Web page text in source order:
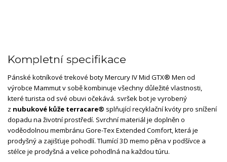
Kompletní specifikace
Pánské kotníkové trekové boty Mercury IV Mid GTX® Men od
výrobce Mammut v sobě kombinuje všechny důležité vlastnosti,
které turista od své obuvi očekává. svršek bot je vyrobený
z nubukové kůže terracare® splňující recyklační kvóty pro snížení
dopadu na životní prostředí. Svrchní materiál je doplněn o
voděodolnou membránu Gore-Tex Extended Comfort, která je
prodyšný a zajišťuje pohodlí. Tlumící 3D memo pěna v podšívce a
stélce je prodyšná a velice pohodlná na každou túru.